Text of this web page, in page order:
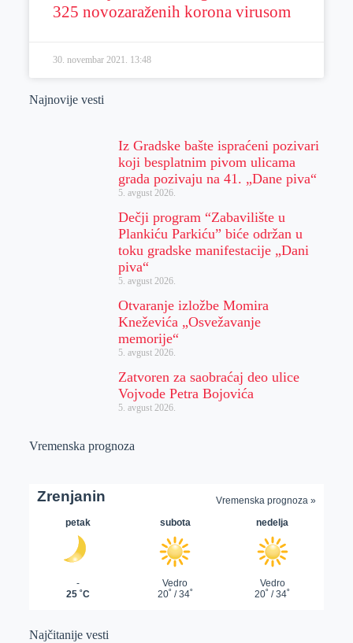
325 novozaraženih korona virusom
30. novembar 2021. 13:48
Najnovije vesti
Iz Gradske bašte ispraćeni pozivari
koji besplatnim pivom ulicama
grada pozivaju na 41. „Dane piva“
5. avgust 2026.
Dečji program “Zabavilište u
Plankiću Parkiću” biće održan u
toku gradske manifestacije „Dani
piva“
5. avgust 2026.
Otvaranje izložbe Momira
Kneževića „Osvežavanje
memorije“
5. avgust 2026.
Zatvoren za saobraćaj deo ulice
Vojvode Petra Bojovića
5. avgust 2026.
Vremenska prognoza
Najčitanije vesti